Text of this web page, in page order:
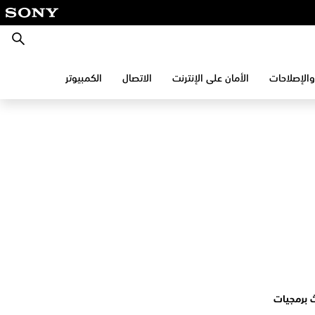
بحث
الأمان على الإنترنت الاتصال الكمبيوتر
برمجيات